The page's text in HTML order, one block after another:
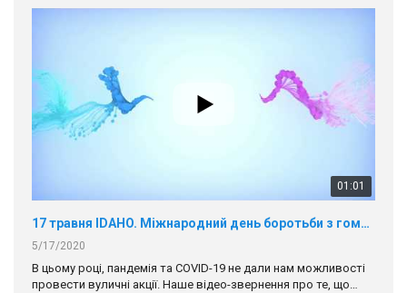
01:01
17 травня IDAHO. Міжнародний день боротьби з гомофобією трансфобією і біфобія.
5/17/2020
В цьому році, пандемія та COVІD-19 не дали нам можливості
провести вуличні акції. Наше відео-звернення про те, що